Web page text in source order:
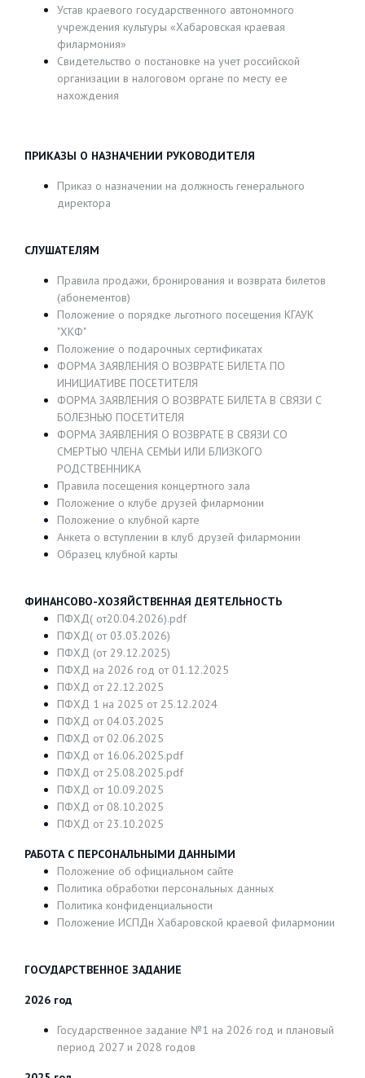
Устав краевого государственного автономного
учреждения культуры «Хабаровская краевая
филармония»
Свидетельство о постановке на учет российской
организации в налоговом органе по месту ее
нахождения
ПРИКАЗЫ О НАЗНАЧЕНИИ РУКОВОДИТЕЛЯ
Приказ о назначении на должность генерального
директора
СЛУШАТЕЛЯМ
Правила продажи, бронирования и возврата билетов
(абонементов)
Положение о порядке льготного посещения КГАУК
"ХКФ"
Положение о подарочных сертификатах
ФОРМА ЗАЯВЛЕНИЯ О ВОЗВРАТЕ БИЛЕТА ПО
ИНИЦИАТИВЕ ПОСЕТИТЕЛЯ
ФОРМА ЗАЯВЛЕНИЯ О ВОЗВРАТЕ БИЛЕТА В СВЯЗИ С
БОЛЕЗНЬЮ ПОСЕТИТЕЛЯ
ФОРМА ЗАЯВЛЕНИЯ О ВОЗВРАТЕ В СВЯЗИ СО
СМЕРТЬЮ ЧЛЕНА СЕМЬИ ИЛИ БЛИЗКОГО
РОДСТВЕННИКА
Правила посещения концертного зала
Положение о клубе друзей филармонии
Положение о клубной карте
Анкета о вступлении в клуб друзей филармонии
Образец клубной карты
ФИНАНСОВО-ХОЗЯЙСТВЕННАЯ ДЕЯТЕЛЬНОСТЬ
ПФХД( от20.04.2026).pdf
ПФХД( от 03.03.2026)
ПФХД (от 29.12.2025)
ПФХД на 2026 год от 01.12.2025
ПФХД от 22.12.2025
ПФХД 1 на 2025 от 25.12.2024
ПФХД от 04.03.2025
ПФХД от 02.06.2025
ПФХД от 16.06.2025.pdf
ПФХД от 25.08.2025.pdf
ПФХД от 10.09.2025
ПФХД от 08.10.2025
ПФХД от 23.10.2025
РАБОТА С ПЕРСОНАЛЬНЫМИ ДАННЫМИ
Положение об официальном сайте
Политика обработки персональных данных
Политика конфиденциальности
Положение ИСПДн Хабаровской краевой филармонии
ГОСУДАРСТВЕННОЕ ЗАДАНИЕ
2026 год
Государственное задание №1 на 2026 год и плановый
период 2027 и 2028 годов